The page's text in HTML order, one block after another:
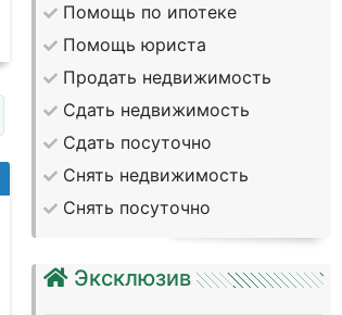
Помощь по ипотеке
Помощь юриста
Продать недвижимость
Сдать недвижимость
Сдать посуточно
Снять недвижимость
Снять посуточно
Эксклюзив